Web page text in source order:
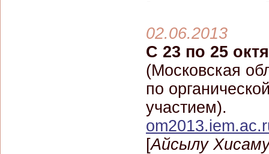
02.06.2013
С 23 по 25
(Московская
по
участием).
[Айсылу